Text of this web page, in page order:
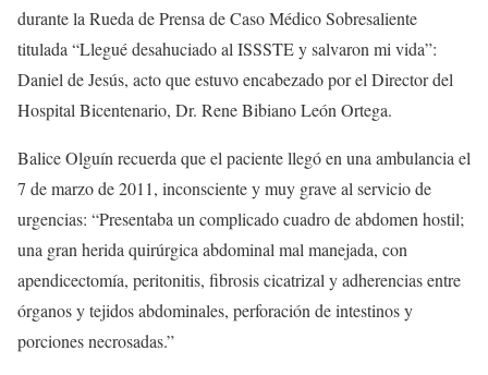
durante la Rueda de Prensa de Caso Médico Sobresaliente
titulada “Llegué desahuciado al ISSSTE y salvaron mi vida”:
Daniel de Jesús, acto que estuvo encabezado por el Director del
Hospital Bicentenario, Dr. Rene Bibiano León Ortega.
Balice Olguín recuerda que el paciente llegó en una ambulancia el
7 de marzo de 2011, inconsciente y muy grave al servicio de
urgencias: “Presentaba un complicado cuadro de abdomen hostil;
una gran herida quirúrgica abdominal mal manejada, con
apendicectomía, peritonitis, fibrosis cicatrizal y adherencias entre
órganos y tejidos abdominales, perforación de intestinos y
porciones necrosadas.”